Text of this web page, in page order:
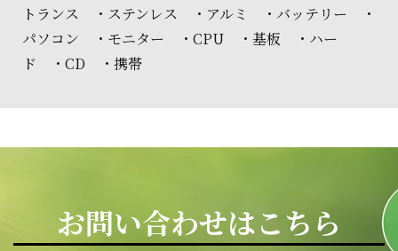
トランス ・ステンレス ・アルミ ・バッテリー ・
パソコン ・モニター ・CPU ・基板 ・ハー
ド ・CD ・携帯
お問い合わせはこちら